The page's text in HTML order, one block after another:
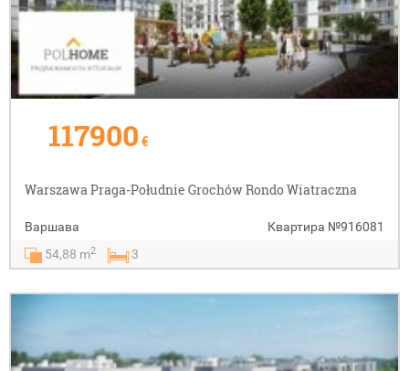
117900 €
Warszawa Praga-Południe Grochów Rondo Wiatraczna
Варшава Квартира №916081
54,88 m2 3